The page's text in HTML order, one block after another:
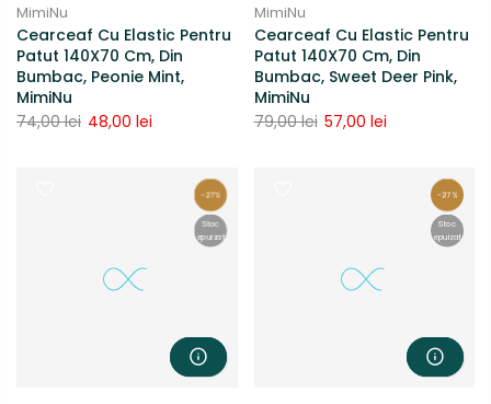
MimiNu
Cearceaf Cu Elastic Pentru
Patut 140X70 Cm, Din
Bumbac, Peonie Mint,
MimiNu
74,00 lei 48,00 lei
MimiNu
Cearceaf Cu Elastic Pentru
Patut 140X70 Cm, Din
Bumbac, Sweet Deer Pink,
MimiNu
79,00 lei 57,00 lei
-27%
Stoc
epuizat
-27%
Stoc
epuizat